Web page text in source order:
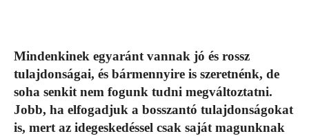
Mindenkinek egyaránt vannak jó és rossz
tulajdonságai, és bármennyire is szeretnénk, de
soha senkit nem fogunk tudni megváltoztatni.
Jobb, ha elfogadjuk a bosszantó tulajdonságokat
is, mert az idegeskedéssel csak saját magunknak